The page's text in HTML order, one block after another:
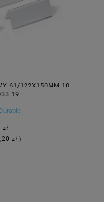
61/122X150MM 10
19
Durable
zł
zł )